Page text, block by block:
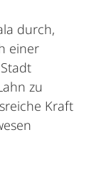
durch,
einer
zu
Kraft